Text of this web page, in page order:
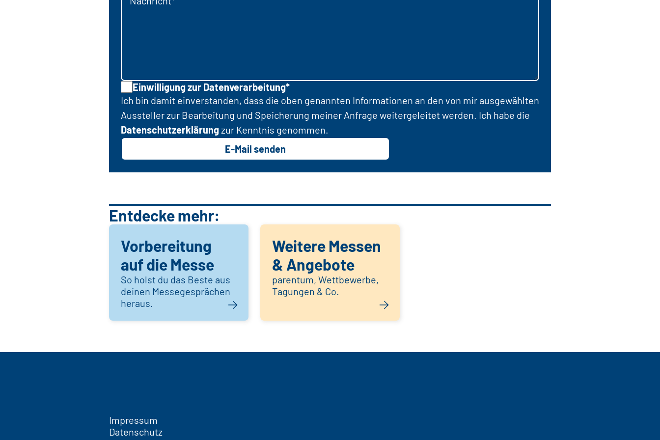
Einwilligung zur Datenverarbeitung*
Ich bin damit einverstanden, dass die oben genannten Informationen an den von mir ausgewählten
Aussteller zur Bearbeitung und Speicherung meiner Anfrage weitergeleitet werden. Ich habe die
Datenschutzerklärungzur Kenntnis genommen.
E-Mail senden
Entdecke mehr:
Vorbereitung
auf die Messe
So holst du das Beste aus
deinen Messegesprächen
heraus.
Weitere Messen
& Angebote
parentum, Wettbewerbe,
Tagungen & Co.
Impressum
Datenschutz